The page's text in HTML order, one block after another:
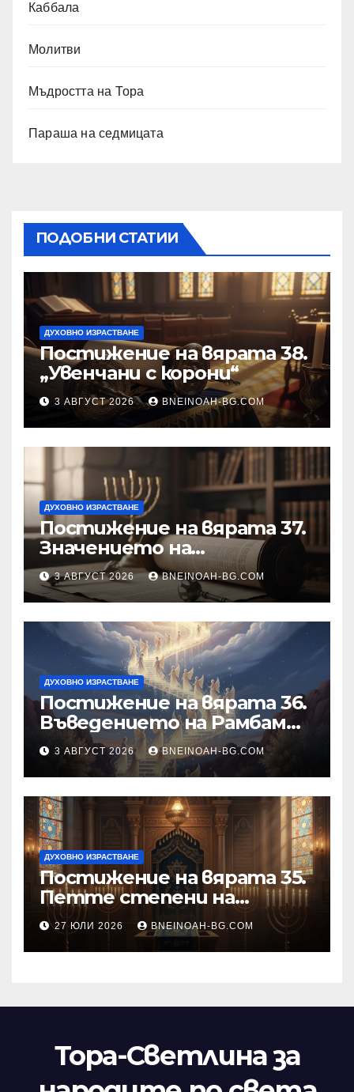
Каббала
Молитви
Мъдростта на Тора
Параша на седмицата
ПОДОБНИ СТАТИИ
ДУХОВНО ИЗРАСТВАНЕ
Постижение на вярата 38.
„Увенчани с корони“
3 АВГУСТ 2026 BNEINOAH-BG.COM
ДУХОВНО ИЗРАСТВАНЕ
Постижение на вярата 37.
Значението на
познанието за същността
на Бъдещия свят
3 АВГУСТ 2026 BNEINOAH-BG.COM
ДУХОВНО ИЗРАСТВАНЕ
Постижение на вярата 36.
Въведението на Рамбам
към Тринадесетте Основи
3 АВГУСТ 2026 BNEINOAH-BG.COM
ДУХОВНО ИЗРАСТВАНЕ
Постижение на вярата 35.
Петте степени на
разкриване на истината
като основа на вярата
27 ЮЛИ 2026 BNEINOAH-BG.COM
Тора-Светлина за